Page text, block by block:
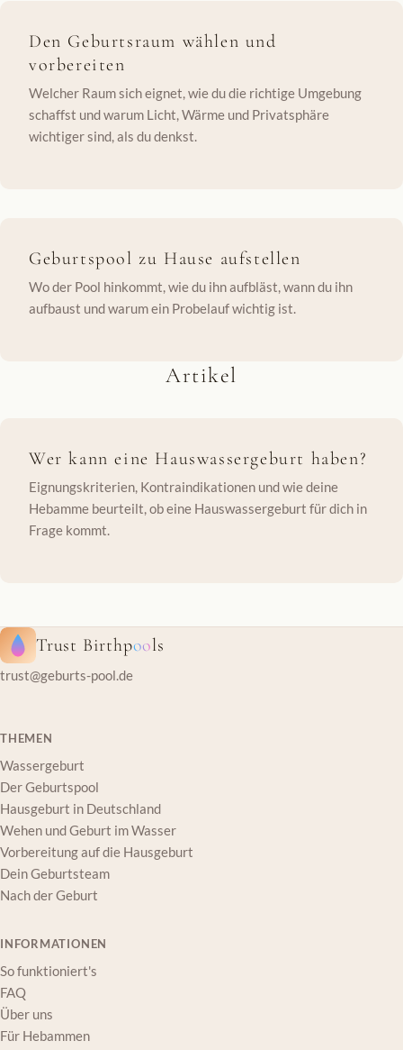
Den Geburtsraum wählen und
vorbereiten
Welcher Raum sich eignet, wie du die richtige Umgebung
schaffst und warum Licht, Wärme und Privatsphäre
wichtiger sind, als du denkst.
Geburtspool zu Hause aufstellen
Wo der Pool hinkommt, wie du ihn aufbläst, wann du ihn
aufbaust und warum ein Probelauf wichtig ist.
Artikel
Wer kann eine Hauswassergeburt haben?
Eignungskriterien, Kontraindikationen und wie deine
Hebamme beurteilt, ob eine Hauswassergeburt für dich in
Frage kommt.
Trust Birthpools
trust@geburts-pool.de
THEMEN
Wassergeburt
Der Geburtspool
Hausgeburt in Deutschland
Wehen und Geburt im Wasser
Vorbereitung auf die Hausgeburt
Dein Geburtsteam
Nach der Geburt
INFORMATIONEN
So funktioniert's
FAQ
Über uns
Für Hebammen